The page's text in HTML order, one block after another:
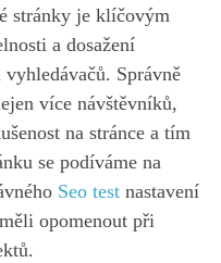
stránky je klíčovým
a dosažení
Správně
více návštěvníků,
na stránce a tím
se podíváme na
Seo test nastavení
opomenout při